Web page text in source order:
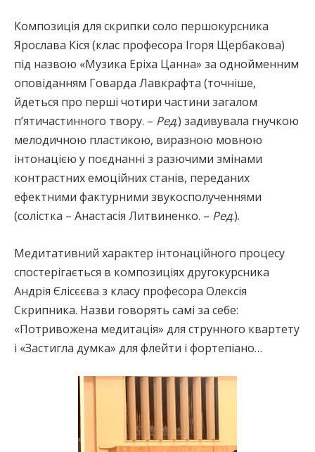
Композиція для скрипки соло першокурсника
Ярослава Кіся (клас професора Ігоря Щербакова)
під назвою «Музика Еріха Цанна» за однойменним
оповіданням Говарда Лавкрафта (точніше,
йдеться про перші чотири частини загалом
п’ятичастинного твору. – Ред.) задивувала гнучкою
мелодичною пластикою, виразною мовною
інтонацією у поєднанні з разючими змінами
контрастних емоційних станів, переданих
ефектними фактурними звукосполученнями
(солістка – Анастасія Литвиненко. – Ред.).
Медитативний характер інтонаційного процесу
спостерігається в композиціях другокурсника
Андрія Єлісєєва з класу професора Олексія
Скрипника. Назви говорять самі за себе:
«Потривожена медитація» для струнного квартету
і «Застигла думка» для флейти і фортепіано…